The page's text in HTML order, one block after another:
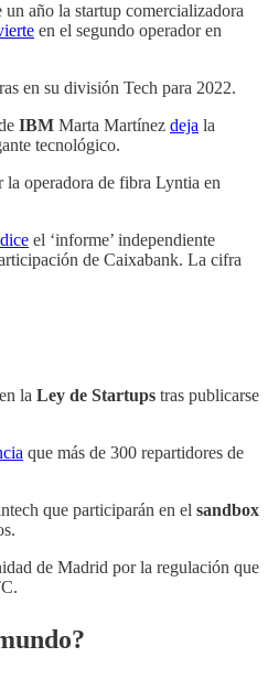
un año la startup comercializadora
en el segundo operador en
en su división Tech para 2022.
IBM Marta Martínez deja la
tecnológico.
la operadora de fibra Lyntia en
el ‘informe’ independiente
de Caixabank. La cifra
en la Ley de Startups tras publicarse
que más de 300 repartidores de
que participarán en el sandbox
de Madrid por la regulación que